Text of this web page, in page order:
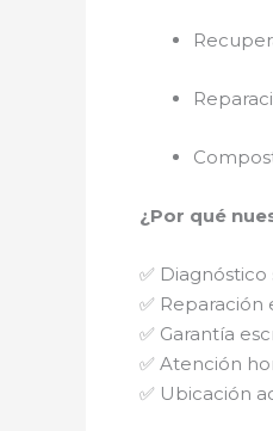
¿Por qué
✅ Diagnóstico
✅ Reparación
✅ Garantía
✅ Atención
✅ Ubicación